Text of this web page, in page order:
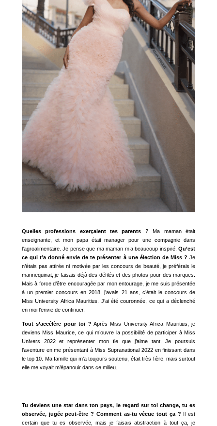
Quelles professions exerçaient tes parents ? Ma maman était
enseignante, et mon papa était manager pour une compagnie dans
l’agroalimentaire. Je pense que ma maman m’a beaucoup inspiré.Qu’est
ce qui t’a donné envie de te présenter à une élection de Miss ? Je
n’étais pas attirée ni motivée par les concours de beauté, je préférais le
mannequinat, je faisais déjà des défilés et des photos pour des marques.
Mais à force d’être encouragée par mon entourage, je me suis présentée
à un premier concours en 2018, j’avais 21 ans, c’était le concours de
Miss University Africa Mauritius. J’ai été couronnée, ce qui a déclenché
en moi l’envie de continuer.
Tout s’accélère pour toi ? Après Miss University Africa Mauritius, je
deviens Miss Maurice, ce qui m’ouvre la possibilité de participer à Miss
Univers 2022 et représenter mon île que j’aime tant. Je poursuis
l’aventure en me présentant à Miss Supranational 2022 en finissant dans
le top 10. Ma famille qui m’a toujours soutenu, était très fière, mais surtout
elle me voyait m’épanouir dans ce milieu.
Tu deviens une star dans ton pays, le regard sur toi change, tu es
observée, jugée peut-être ? Comment as-tu vécue tout ça ? Il est
certain que tu es observée, mais je faisais abstraction à tout ça, je